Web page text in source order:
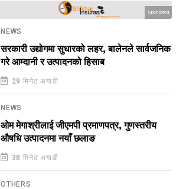
Sponsored
NEWS
सरकारी उद्योगमा सुधारको लहर, बालेनले सार्वजनिक
गरे आम्दानी र उत्पादनको हिसाब
29 मिनेट अगाडी
NEWS
ओम मेगाश्रीलाई जीएमपी प्रमाणपत्र, गुणस्तरीय
औषधि उत्पादनमा नयाँ छलाङ
38 मिनेट अगाडी
OTHERS